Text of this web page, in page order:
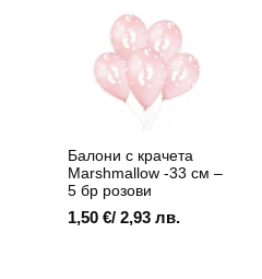
броя)
вариант
Балони с крачета
Marshmallow -33 см –
5 бр розови
1,50 €/ 2,93 лв.